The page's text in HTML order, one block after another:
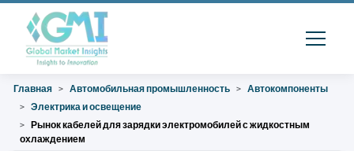
Главная Автомобильная промышленность
Автокомпоненты
Электрика и освещение
Рынок кабелей для зарядки электромобилей с жидкостным
охлаждением